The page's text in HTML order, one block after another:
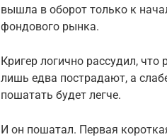
вышла в оборот только к
фондового рынка.
Кригер логично рассудил,
лишь едва пострадают, а
пошатать будет легче.
И он пошатал. Первая